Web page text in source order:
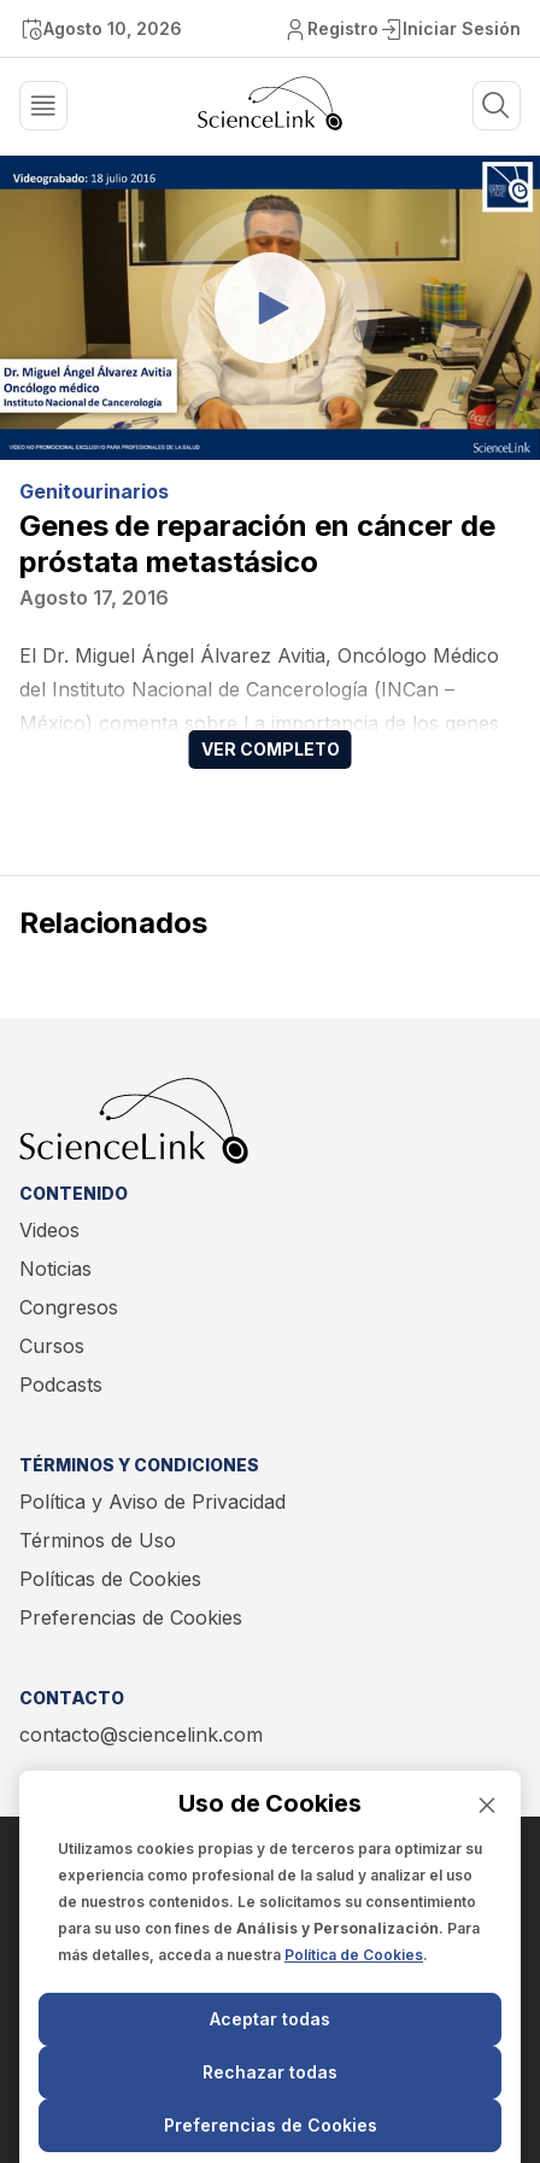
Agosto 10, 2026 Registro Iniciar Sesión
Genitourinarios
Genes de reparación en cáncer de
próstata metastásico
Agosto 17, 2016
El Dr. Miguel Ángel Álvarez Avitia, Oncólogo Médico
del Instituto Nacional de Cancerología (INCan –
México) comenta sobre La importancia de los genes
de reparación en cáncer de próstata metastásico.
Relacionados
CONTENIDO
Videos
Noticias
Congresos
Cursos
Podcasts
TÉRMINOS Y CONDICIONES
Política y Aviso de Privacidad
Términos de Uso
Políticas de Cookies
Preferencias de Cookies
CONTACTO
contacto@sciencelink.com
ENCUÉNTRANOS EN:
SCIENCELINK
SCILINK COMUNICACIÓN CIENTÍFICA SC
El contenido y la información de este sitio web es exclusivo
para profesionales de la salud.
Uso de Cookies
Utilizamos cookies propias y de terceros para optimizar su
experiencia como profesional de la salud y analizar el uso
de nuestros contenidos. Le solicitamos su consentimiento
para su uso con fines de Análisis y Personalización. Para
más detalles, acceda a nuestra Política de Cookies.
Preferencias de Cookies
Rechazar todas
Aceptar todas